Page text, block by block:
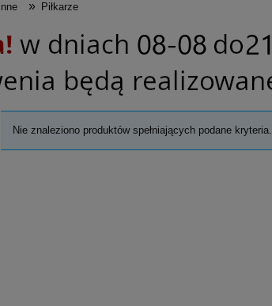
» Piłkarze
Nie znaleziono produktów spełniających podane kryteria.